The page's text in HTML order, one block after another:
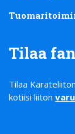
Tilaa
Tilaa
kotiisi liiton